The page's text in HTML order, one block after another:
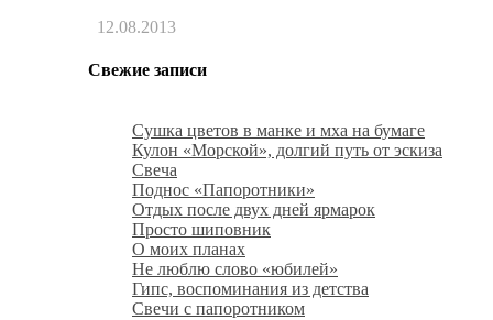
12.08.2013
Свежие записи
Сушка цветов в манке и мха на бумаге
Кулон «Морской», долгий путь от эскиза
Свеча
Поднос «Папоротники»
Отдых после двух дней ярмарок
Просто шиповник
О моих планах
Не люблю слово «юбилей»
Гипс, воспоминания из детства
Свечи с папоротником